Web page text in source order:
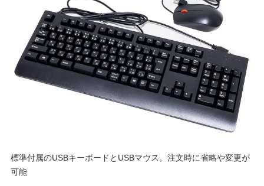
標準付属のUSBキーボードとUSBマウス。注文時に省略や変更が
可能